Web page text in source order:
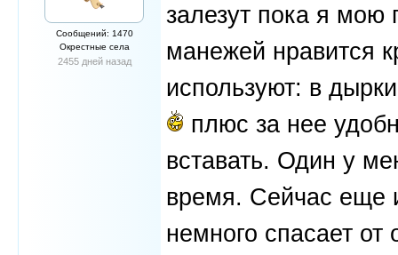
Сообщений: 1470
Окрестные села
2455 дней назад
залезут пока я мою
манежей нравится
используют: в
плюс за нее
вставать. Один у
время. Сейчас еще
немного спасает от